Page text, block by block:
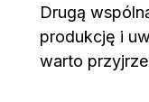
Drugą
produkcję i
warto